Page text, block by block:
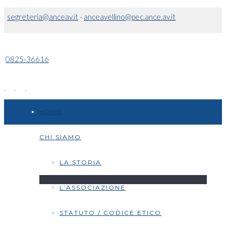
segreteria@anceav.it- anceavellino@pec.ance.av.it
0825-36616
CHI SIAMO
LA STORIA
L’ASSOCIAZIONE
STATUTO / CODICE ETICO